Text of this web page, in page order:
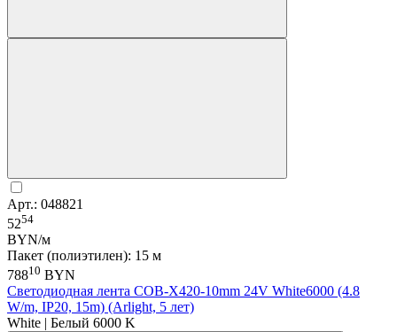
Арт.: 048821
5254
BYN/м
Пакет (полиэтилен): 15 м
78810 BYN
Светодиодная лента COB-X420-10mm 24V White6000 (4.8
W/m, IP20, 15m) (Arlight, 5 лет)
White | Белый 6000 K